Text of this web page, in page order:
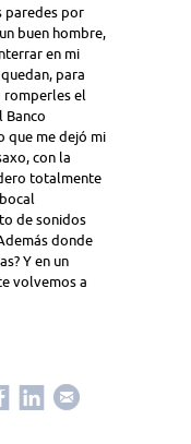
paredes por
buen hombre,
en mi
para
romperles el
Banco
que me dejó mi
con la
totalmente
de sonidos
donde
Y en un
volvemos a